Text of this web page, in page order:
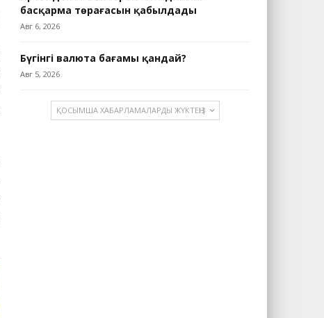
басқарма төрағасын қабылдады
Авг 6, 2026
Бүгінгі валюта бағамы қандай?
Авг 5, 2026
ҚОСЫМША ХАБАРЛАМАЛАРДЫ ЖҮКТЕҢІЗ